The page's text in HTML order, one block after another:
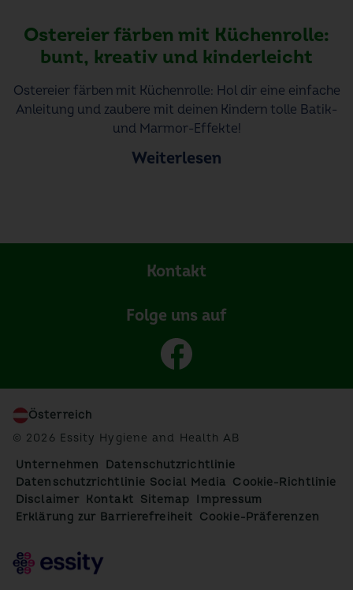
Ostereier färben mit Küchenrolle:
bunt, kreativ und kinderleicht
Ostereier färben mit Küchenrolle: Hol dir eine einfache
Anleitung und zaubere mit deinen Kindern tolle Batik-
und Marmor-Effekte!
Weiterlesen
Kontakt
Folge uns auf
Österreich
© 2026 Essity Hygiene and Health AB
Unternehmen
Datenschutzrichtlinie
Datenschutzrichtlinie Social Media Cookie-Richtlinie
Disclaimer
Kontakt Sitemap
Impressum
Erklärung zur Barrierefreiheit Cookie-Präferenzen